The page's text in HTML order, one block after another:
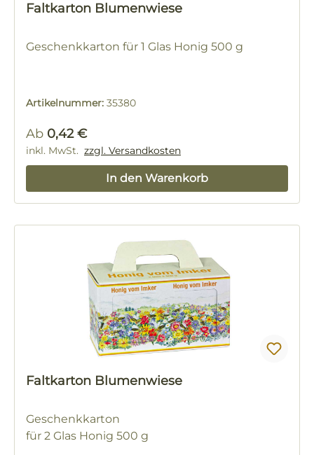
Faltkarton Blumenwiese
Geschenkkarton für 1 Glas Honig 500 g
Artikelnummer: 35380
Regulärer Preis:
Ab 0,42 €
inkl. MwSt. zzgl. Versandkosten
In den Warenkorb
Faltkarton Blumenwiese
Geschenkkarton
für 2 Glas Honig 500 g